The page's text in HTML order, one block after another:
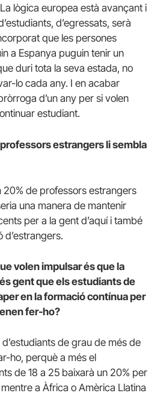
lògica europea està avançant i
d’egressats, serà
que les persones
a Espanya puguin tenir un
duri tota la seva estada, no
lo cada any. I en acabar
d’un any per si volen
estudiant.
estrangers li sembla
20% de professors estrangers
una manera de mantenir
per a la gent d’aquí i també
volen impulsar és que la
gent que els estudiants de
en la formació contínua per
fer-ho?
de grau de més de
ho, perquè a més el
de 18 a 25 baixarà un 20% per
a Àfrica o Amèrica Llatina